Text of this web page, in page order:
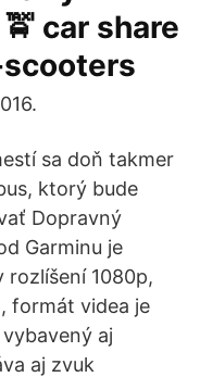
car share
sa doň takmer
ktorý bude
Dopravný
Garminu je
rozlíšení 1080p,
formát videa je
aj
aj zvuk